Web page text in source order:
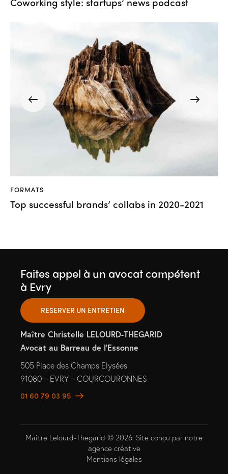
FORMATS
Top successful brands’ collabs in 2020-2021
Faites appel à un avocat compétent
à Evry
RESERVER UN ENTRETIEN
Maître Christelle LELOURD-THEGARID
Avocat au Barreau de l’Essonne
505 Place des Champs Elysées
91080 – EVRY – COURCOURONNES
01 60 79 03 95
Maître Lelourd-Thegarid © 2026. Site conçu par notre
agence créative
Mentions légales